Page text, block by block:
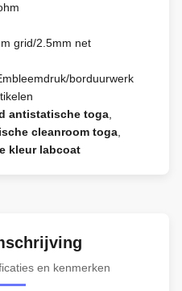
grid/2.5mm net
borduurwerk
antistatische toga
cleanroom toga
kleur labcoat
en kenmerken